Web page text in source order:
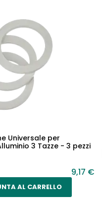
Universale per
3 Tazze - 3 pezzi
9,17 €
AL CARRELLO